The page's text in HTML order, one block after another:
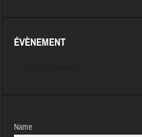
ÉVÈNEMENT
Name